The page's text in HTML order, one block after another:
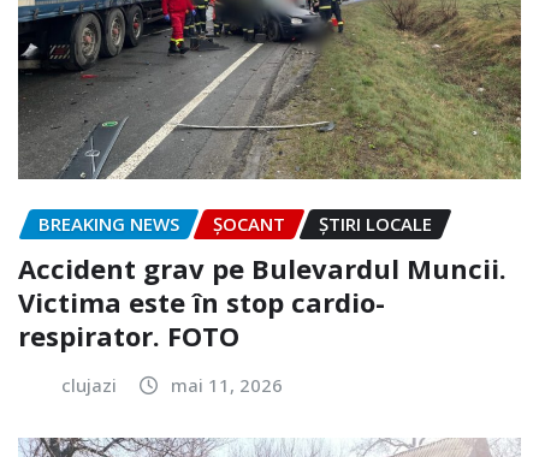
BREAKING NEWS ȘOCANT ȘTIRI LOCALE
Accident grav pe Bulevardul Muncii.
Victima este în stop cardio-
respirator. FOTO
clujazi mai 11, 2026